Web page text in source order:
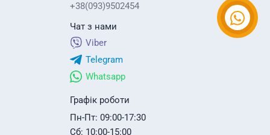
+38(093)9502454
Чат з нами
Viber
Telegram
Whatsapp
Графік роботи
Пн-Пт: 09:00-17:30
Сб: 10:00-15:00